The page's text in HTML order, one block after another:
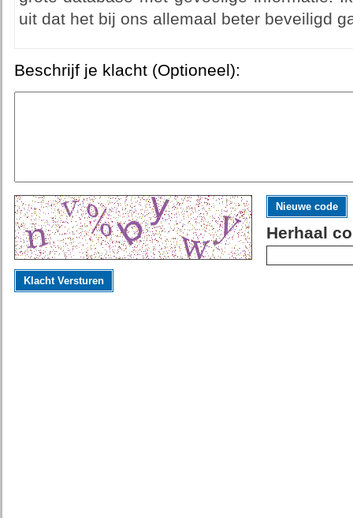
uit dat het bij ons allemaal beter beveiligd
Beschrijf je klacht (Optioneel):
Nieuwe code
Herhaal
Klacht Versturen